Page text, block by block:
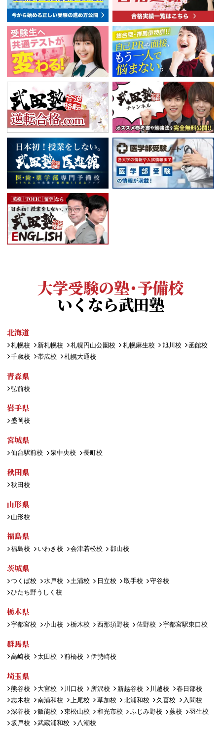
大学受験の塾・予備校
いくなら武田塾
北海道
札幌校 新札幌校 札幌円山公園校 札幌麻生校 旭川校
函館校
千歳校
帯広校 札幌大通校
青森県
弘前校
岩手県
盛岡校
宮城県
仙台駅前校 泉中央校 長町校
秋田県
秋田校
山形県
山形校
福島県
福島校 いわき校 会津若松校 郡山校
茨城県
つくば校 水戸校 土浦校 日立校 取手校
守谷校
ひたち野うしく校
栃木県
宇都宮校 小山校 栃木校 西那須野校 佐野校 宇都宮駅東口校
群馬県
高崎校 太田校 前橋校 伊勢崎校
埼玉県
熊谷校 大宮校 川口校 所沢校 新越谷校 川越校
春日部校
志木校
南浦和校 上尾校 草加校 北浦和校 久喜校
入間校
深谷校
飯能校 東松山校 和光市校 ふじみ野校 蕨校
羽生校
坂戸校
武蔵浦和校 八潮校